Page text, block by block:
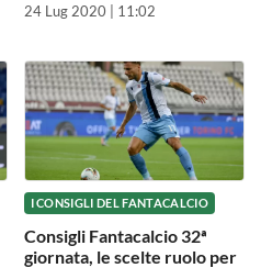
24 Lug 2020 | 11:02
I CONSIGLI DEL FANTACALCIO
Consigli Fantacalcio 32ª
giornata, le scelte ruolo per